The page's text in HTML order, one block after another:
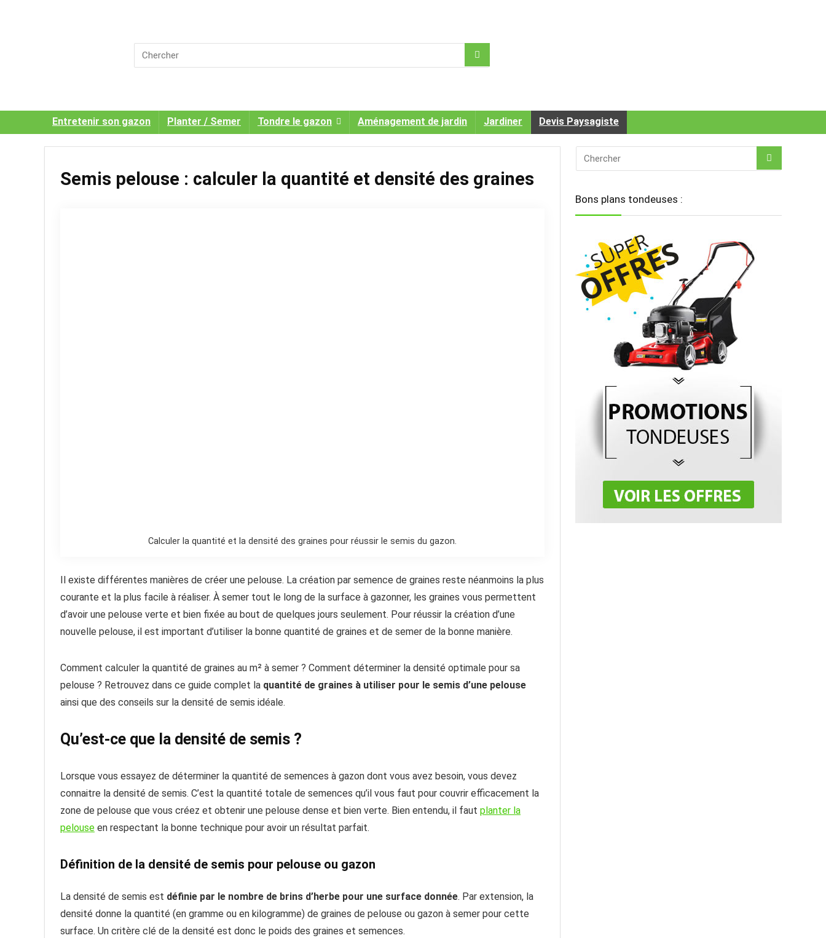
Entretenir son gazon Planter / Semer Tondre le gazon Aménagement de jardin Jardiner Devis Paysagiste
Semis pelouse : calculer la quantité et densité des graines
Calculer la quantité et la densité des graines pour réussir le semis du gazon.
Il existe différentes manières de créer une pelouse. La création par semence de graines reste néanmoins la plus
courante et la plus facile à réaliser. À semer tout le long de la surface à gazonner, les graines vous permettent
d’avoir une pelouse verte et bien fixée au bout de quelques jours seulement. Pour réussir la création d’une
nouvelle pelouse, il est important d’utiliser la bonne quantité de graines et de semer de la bonne manière.
Comment calculer la quantité de graines au m² à semer ? Comment déterminer la densité optimale pour sa
pelouse ? Retrouvez dans ce guide complet la quantité de graines à utiliser pour le semis d’une pelouse
ainsi que des conseils sur la densité de semis idéale.
Qu’est-ce que la densité de semis ?
Lorsque vous essayez de déterminer la quantité de semences à gazon dont vous avez besoin, vous devez
connaitre la densité de semis. C’est la quantité totale de semences qu’il vous faut pour couvrir efficacement la
zone de pelouse que vous créez et obtenir une pelouse dense et bien verte. Bien entendu, il faut planter la
pelouse en respectant la bonne technique pour avoir un résultat parfait.
Définition de la densité de semis pour pelouse ou gazon
La densité de semis est définie par le nombre de brins d’herbe pour une surface donnée. Par extension, la
densité donne la quantité (en gramme ou en kilogramme) de graines de pelouse ou gazon à semer pour cette
surface. Un critère clé de la densité est donc le poids des graines et semences.
Bons plans tondeuses :